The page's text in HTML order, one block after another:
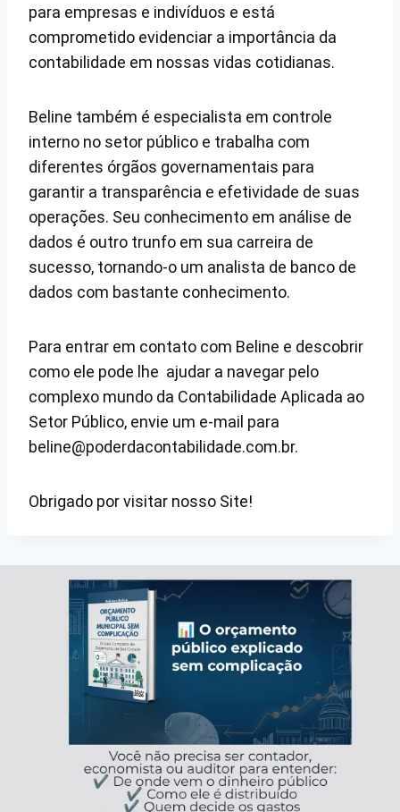
para empresas e indivíduos e está
comprometido evidenciar a importância da
contabilidade em nossas vidas cotidianas.
Beline também é especialista em controle
interno no setor público e trabalha com
diferentes órgãos governamentais para
garantir a transparência e efetividade de suas
operações. Seu conhecimento em análise de
dados é outro trunfo em sua carreira de
sucesso, tornando-o um analista de banco de
dados com bastante conhecimento.
Para entrar em contato com Beline e descobrir
como ele pode lhe ajudar a navegar pelo
complexo mundo da Contabilidade Aplicada ao
Setor Público, envie um e-mail para
beline@poderdacontabilidade.com.br.
Obrigado por visitar nosso Site!